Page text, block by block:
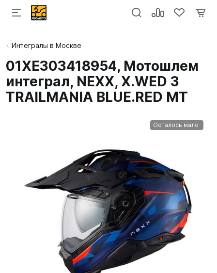
Интегралы в Москве
01XE303418954, Мотошлем
интеграл, NEXX, X.WED 3
TRAILMANIA BLUE.RED MT
Осталось мало